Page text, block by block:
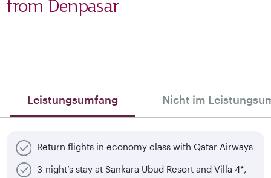
from Denpasar
Leistungsumfang Nicht im
Return flights in economy class with Qatar Airways
3-night’s stay at Sankara Ubud Resort and Villa 4*,